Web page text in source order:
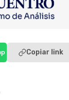
Copiar link